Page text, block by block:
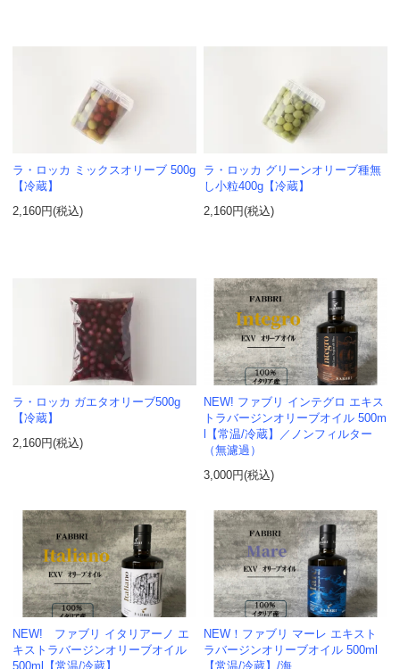
ラ・ロッカ ミックスオリーブ 500g
【冷蔵】
2,160円(税込)
ラ・ロッカ グリーンオリーブ種無
し小粒400g【冷蔵】
2,160円(税込)
ラ・ロッカ ガエタオリーブ500g
【冷蔵】
2,160円(税込)
NEW! ファブリ インテグロ エキス
トラバージンオリーブオイル 500m
l【常温/冷蔵】／ノンフィルター
（無濾過）
3,000円(税込)
NEW! ファブリ イタリアーノ エ
キストラバージンオリーブオイル
500ml【常温/冷蔵】
NEW！ファブリ マーレ エキスト
ラバージンオリーブオイル 500ml
【常温/冷蔵】/海